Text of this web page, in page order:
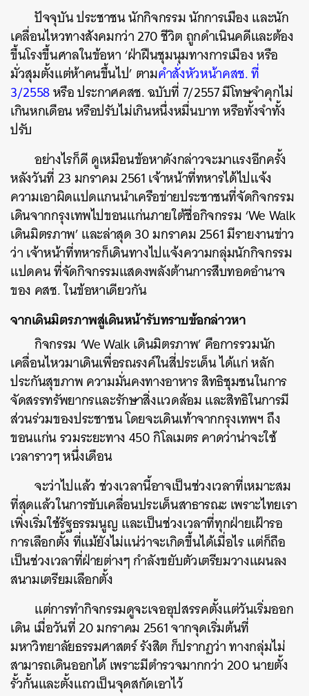
ปัจจุบัน ประชาชน นักกิจกรรม นักการเมือง และนัก
เคลื่อนไหวทางสังคมกว่า 270 ชีวิต ถูกดำเนินคดีและต้อง
ขึ้นโรงขึ้นศาลในข้อหา ‘ฝ่าฝืนชุมนุมทางการเมือง หรือ
มั่วสุมตั้งแต่ห้าคนขึ้นไป’ ตามคำสั่งหัวหน้าคสช. ที่
3/2558หรือ ประกาศคสช. ฉบับที่ 7/2557 มีโทษจําคุกไม่
เกินหกเดือน หรือปรับไม่เกินหนึ่งหมื่นบาท หรือทั้งจําทั้ง
ปรับ
อย่างไรก็ดี ดูเหมือนข้อหาดังกล่าวจะมาแรงอีกครั้ง
หลังวันที่ 23 มกราคม 2561 เจ้าหน้าที่ทหารได้ไปแจ้ง
ความเอาผิดแปดแกนนำเครือข่ายประชาชนที่จัดกิจกรรม
เดินจากกรุงเทพไปขอนแก่นภายใต้ชื่อกิจกรรม ‘We Walk
เดินมิตรภาพ’ และล่าสุด 30 มกราคม 2561 มีรายงานข่าว
ว่า เจ้าหน้าที่ทหารก็เดินทางไปแจ้งความกลุ่มนักกิจกรรม
แปดคน ที่จัดกิจกรรมแสดงพลังต้านการสืบทอดอำนาจ
ของ คสช. ในข้อหาเดียวกัน
จากเดินมิตรภาพสู่เดินหน้ารับทราบข้อกล่าวหา
กิจกรรม ‘We Walk เดินมิตรภาพ’ คือการรวมนัก
เคลื่อนไหวมาเดินเพื่อรณรงค์ในสี่ประเด็น ได้แก่ หลัก
ประกันสุขภาพ ความมั่นคงทางอาหาร สิทธิชุมชนในการ
จัดสรรทรัพยากรและรักษาสิ่งแวดล้อม และสิทธิในการมี
ส่วนร่วมของประชาชน โดยจะเดินเท้าจากกรุงเทพฯ ถึง
ขอนแก่น รวมระยะทาง 450 กิโลเมตร คาดว่าน่าจะใช้
เวลาราวๆ หนึ่งเดือน
จะว่าไปแล้ว ช่วงเวลานี้อาจเป็นช่วงเวลาที่เหมาะสม
ที่สุดแล้วในการขับเคลื่อนประเด็นสาธารณะ เพราะไทยเรา
เพิ่งเริ่มใช้รัฐธรรมนูญ และเป็นช่วงเวลาที่ทุกฝ่ายเฝ้ารอ
การเลือกตั้ง ที่แม้ยังไม่แน่ว่าจะเกิดขึ้นได้เมื่อไร แต่ก็ถือ
เป็นช่วงเวลาที่ฝ่ายต่างๆ กำลังขยับตัวเตรียมวางแผนลง
สนามเตรียมเลือกตั้ง
แต่การทำกิจกรรมดูจะเจออุปสรรคตั้งแต่วันเริ่มออก
เดิน เมื่อวันที่ 20 มกราคม 2561 จากจุดเริ่มต้นที่
มหาวิทยาลัยธรรมศาสตร์ รังสิต ก็ปรากฏว่า ทางกลุ่มไม่
สามารถเดินออกได้ เพราะมีตำรวจมากกว่า 200 นายตั้ง
รั้วกั้นและตั้งแถวเป็นจุดสกัดเอาไว้